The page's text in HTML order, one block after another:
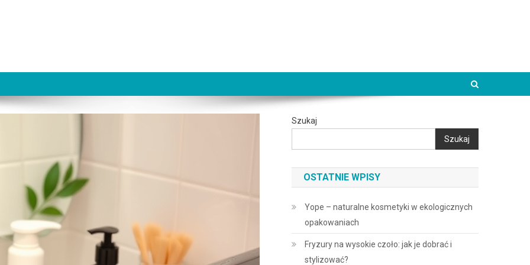
Szukaj
Szukaj
OSTATNIE WPISY
Yope – naturalne kosmetyki w ekologicznych
opakowaniach
Fryzury na wysokie czoło: jak je dobrać i
stylizować?